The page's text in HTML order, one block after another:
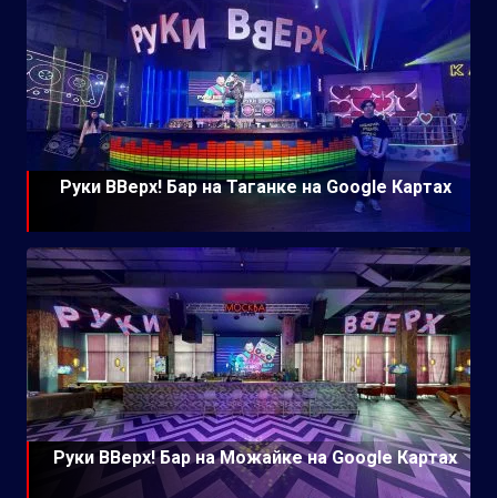
Руки ВВерх! Бар на Таганке на Google Картах
Руки ВВерх! Бар на Можайке на Google Картах